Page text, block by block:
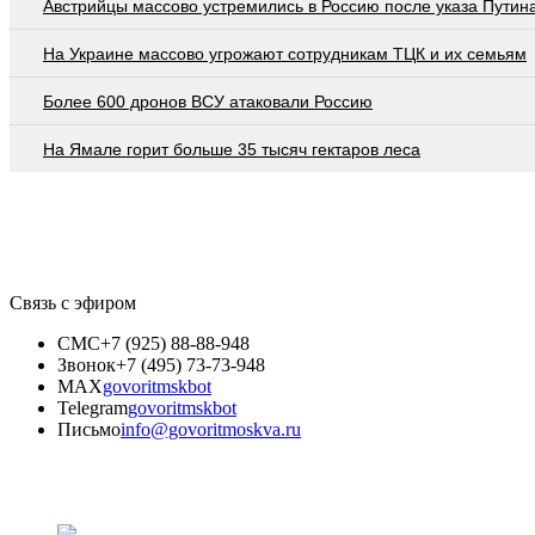
Австрийцы массово устремились в Россию после указа
На Украине массово угрожают сотрудникам ТЦК и их семьям
Более 600 дронов ВСУ атаковали Россию
На Ямале горит больше 35 тысяч гектаров леса
Связь с эфиром
СМС+7 (925) 88-88-948
Звонок+7 (495) 73-73-948
MAXgovoritmskbot
Telegramgovoritmskbot
Письмоinfo@govoritmoskva.ru